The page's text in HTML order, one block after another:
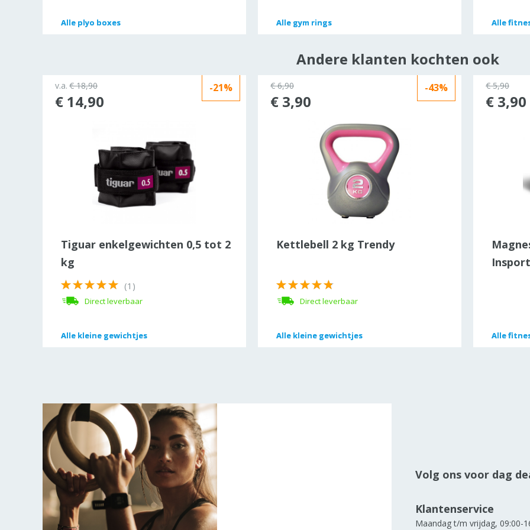
Alle plyo boxes
Alle plyo boxes Alle gym rings
Alle gym rings Alle
Alle
Andere klanten kochten ook
-21%
Tiguar enkelgewichten 0,5 tot 2
kg
(1)
Direct leverbaar
Alle kleine gewichtjes
Alle kleine gewichtjes
v.a. € 18,90
€ 14,90
-43%
Kettlebell 2 kg Trendy
Direct leverbaar
Alle kleine gewichtjes
Alle kleine gewichtjes
€ 6,90
€ 3,90
Alle
Alle
€ 5,90
€ 3,90
Volg ons voor dag
Klantenservice
Maandag t/m vrijdag, 09:00-